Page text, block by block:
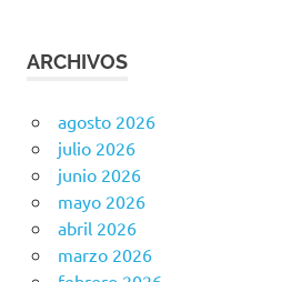
ARCHIVOS
agosto 2026
julio 2026
junio 2026
mayo 2026
abril 2026
marzo 2026